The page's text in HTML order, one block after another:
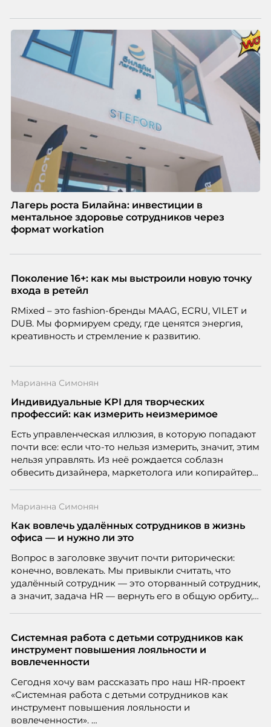
Лагерь роста Билайна: инвестиции в
ментальное здоровье сотрудников через
формат workation
Поколение 16+: как мы выстроили новую точку
входа в ретейл
RMixed – это fashion-бренды MAAG, ECRU, VILET и
DUB. Мы формируем среду, где ценятся энергия,
креативность и стремление к развитию.
Марианна Симонян
Индивидуальные KPI для творческих
профессий: как измерить неизмеримое
Есть управленческая иллюзия, в которую попадают
почти все: если что-то нельзя измерить, значит, этим
нельзя управлять. Из неё рождается соблазн
обвесить дизайнера, маркетолога или копирайтера
Проблема в том, что так мы измеряем не ценность,
а движение. А творческая работа — это тот редкий
случай, где движение и результат могут не
Марианна Симонян
Как вовлечь удалённых сотрудников в жизнь
офиса — и нужно ли это
Вопрос в заголовке звучит почти риторически:
конечно, вовлекать. Мы привыкли считать, что
удалённый сотрудник — это оторванный сотрудник,
а значит, задача HR — вернуть его в общую орбиту,
вовлечения, стоит остановиться на неудобном
факте: данные говорят ровно обратное тому, что
подсказывает интуиция. Автор свежего выпуска
People Analytics, приглашённый лектор НИУ ВШЭ и
МИФИ, автор книги «Дао женской карьеры».
Системная работа с детьми сотрудников как
инструмент повышения лояльности и
вовлеченности
Сегодня хочу вам рассказать про наш HR-проект
«Системная работа с детьми сотрудников как
инструмент повышения лояльности и
вовлеченности».